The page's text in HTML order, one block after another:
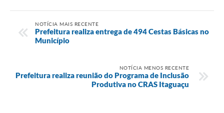
NOTÍCIA MAIS RECENTE
Prefeitura realiza entrega de 494 Cestas Básicas no
Município
NOTÍCIA MENOS RECENTE
Prefeitura realiza reunião do Programa de Inclusão
Produtiva no CRAS Itaguaçu